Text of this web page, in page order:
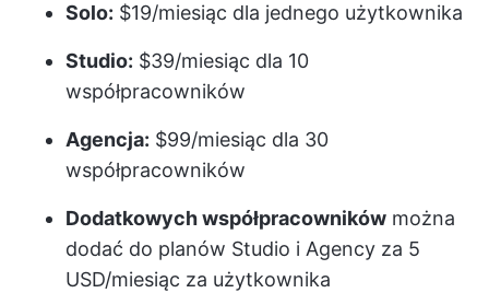
Solo: $19/miesiąc dla jednego użytkownika
Studio: $39/miesiąc dla 10
współpracowników
Agencja: $99/miesiąc dla 30
współpracowników
Dodatkowych współpracowników można
dodać do planów Studio i Agency za 5
USD/miesiąc za użytkownika